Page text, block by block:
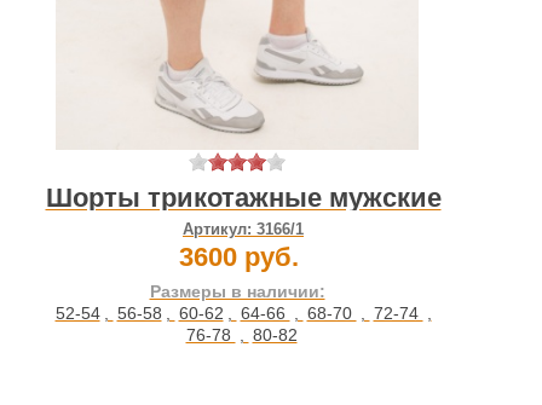
Шорты трикотажные мужские
Артикул: 3166/1
3600 руб.
Размеры в наличии:
52-54 , 56-58 , 60-62 , 64-66 , 68-70 , 72-74 ,
76-78 , 80-82